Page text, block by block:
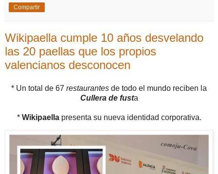
Compartir
Wikipaella cumple 10 años desvelando
las 20 paellas que los propios
valencianos desconocen
* Un total de 67 restaurantes de todo el mundo reciben la
Cullera de fusta
* Wikipaellapresenta su nueva identidad corporativa.